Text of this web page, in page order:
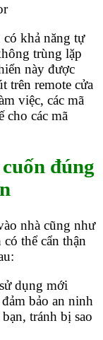
khả năng tự
trùng lặp
này được
trên remote cửa
việc, các mã
cho các mã
đúng
nhà cũng như
thể cẩn thận
dụng mới
bảo an ninh
tránh bị sao